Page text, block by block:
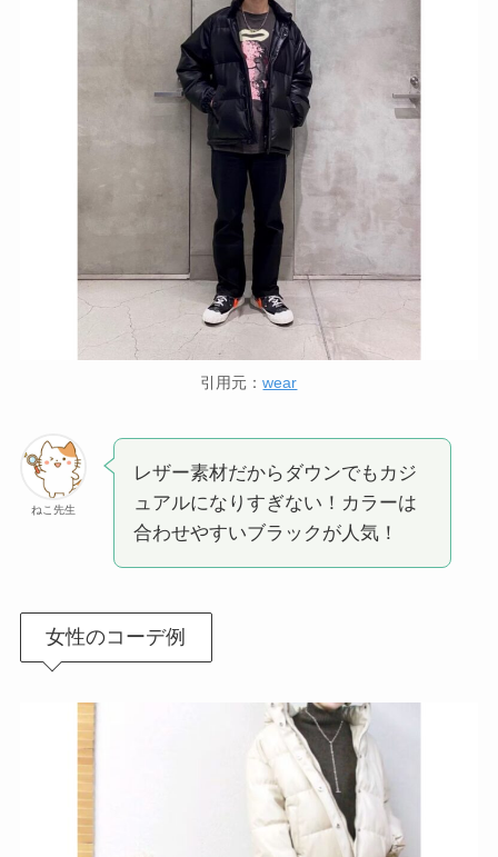
引用元：wear
ねこ先生
レザー素材だからダウンでもカジ
ュアルになりすぎない！カラーは
合わせやすいブラックが人気！
女性のコーデ例